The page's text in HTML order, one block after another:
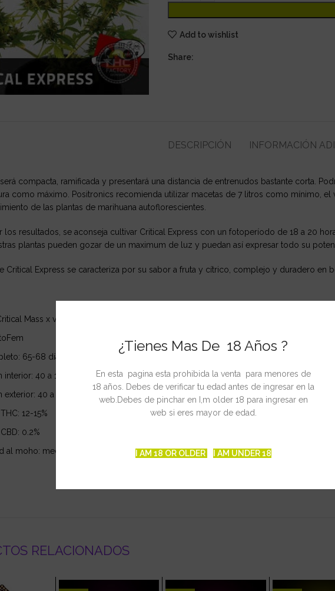
¿Tienes Mas De 18 Años ?
En esta pagina esta prohibida la venta para menores de
18 años. Debes de verificar tu edad antes de ingresar en la
web.Debes de pinchar en I,m older 18 para ingresar en
web si eres mayor de edad.
I AM 18 OR OLDER I AM UNDER 18
to enlarge
Add to wishlist
Share:
DESCRIPCIÓN INFORMACIÓN
compacta, ramificada y presentará una distancia de entrenudos bastante corta.
como máximo. Positronics recomienda utilizar macetas de 7 litros como mínimo,
de las plantas de marihuana autoflorescientes.
los resultados, se aconseja cultivar Critical Express con un fotoperíodo de 18 a 20
plantas pueden gozar de un maximum de luz y puedan así expresar todo su
Critical Express se caracteriza por su sabor a fruta y cítrico, complejo y duradero en
Mass x variedad Auto Lowryder 2
65-68 días
interior: 40 a 100gr/planta
exterior: 40 a 100gr/planta
12-15%
0.2%
al moho: mediana
RELACIONADOS